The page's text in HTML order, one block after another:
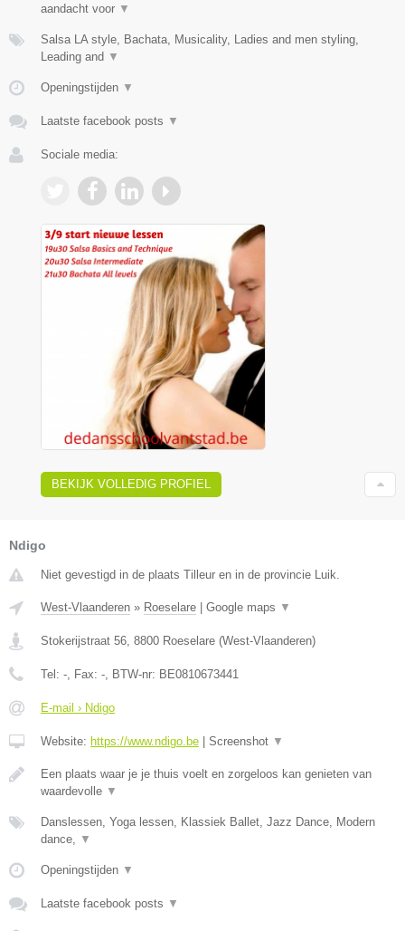
aandacht voor ▼
Salsa LA style, Bachata, Musicality, Ladies and men styling,
Leading and ▼
Openingstijden ▼
Laatste facebook posts ▼
Sociale media:
BEKIJK VOLLEDIG PROFIEL
Ndigo
Niet gevestigd in de plaats Tilleur en in de provincie Luik.
West-Vlaanderen » Roeselare | Google maps ▼
Stokerijstraat 56 8800 Roeselare (West-Vlaanderen)
Tel: - , Fax: - , BTW-nr: BE0810673441
E-mail › Ndigo
Website: https://www.ndigo.be | Screenshot ▼
Een plaats waar je je thuis voelt en zorgeloos kan genieten van
waardevolle ▼
Danslessen, Yoga lessen, Klassiek Ballet, Jazz Dance, Modern
dance,
▼
Openingstijden ▼
Laatste facebook posts ▼